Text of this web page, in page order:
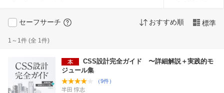
セーフサーチ おすすめ順 標準
1～1件 (全 1件)
CSS設計完全ガイド 〜詳細解説＋実践的モ
ジュール集
（9件）
半田 惇志